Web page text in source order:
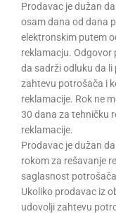
Prodavac je dužan
osam dana od dana
elektronskim putem
reklamacju.
da sadrži odluku da
zahtevu potrošača i
reklamacije. Rok ne
30 dana za tehničku
reklamacije.
Prodavac je dužan
rokom za rešavanje
saglasnost
Ukoliko prodavac iz
udovolji zahtevu